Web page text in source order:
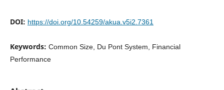
DOI: https://doi.org/10.54259/akua.v5i2.7361
Keywords: Common Size, Du Pont System, Financial
Performance